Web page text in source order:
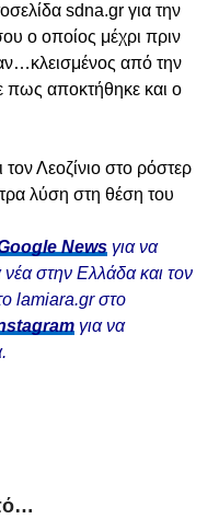
sdna.gr για την
ο οποίος μέχρι πριν
από την
πως αποκτήθηκε και ο
Λεοζίνιο στο ρόστερ
λύση στη θέση του
Newsγια να
στην Ελλάδα και τον
lamiara.gr στο
για να